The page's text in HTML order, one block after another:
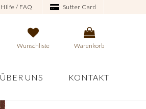
Hilfe / FAQ Sutter Card
Wunschliste Warenkorb
ÜBER UNS KONTAKT